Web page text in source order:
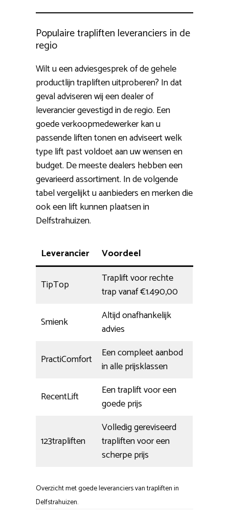
Populaire trapliften leveranciers in de
regio
Wilt u een adviesgesprek of de gehele
productlijn trapliften uitproberen? In dat
geval adviseren wij een dealer of
leverancier gevestigd in de regio. Een
goede verkoopmedewerker kan u
passende liften tonen en adviseert welk
type lift past voldoet aan uw wensen en
budget. De meeste dealers hebben een
gevarieerd assortiment. In de volgende
tabel vergelijkt u aanbieders en merken die
ook een lift kunnen plaatsen in
Delfstrahuizen.
Leverancier Voordeel
TipTop
Traplift voor rechte
trap vanaf €1.490,00
Smienk
Altijd onafhankelijk
advies
PractiComfort
Een compleet aanbod
in alle prijsklassen
RecentLift
Een traplift voor een
goede prijs
123trapliften
Volledig gereviseerd
trapliften voor een
scherpe prijs
Overzicht met goede leveranciers van trapliften in
Delfstrahuizen.